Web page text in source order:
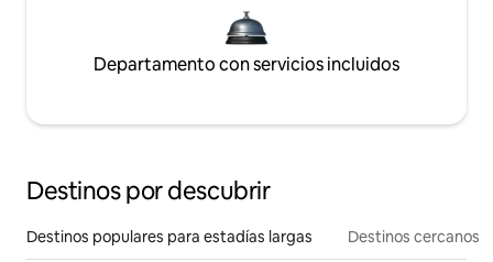
Departamento con servicios incluidos
Destinos por descubrir
Destinos populares para estadías largas Destinos cercanos